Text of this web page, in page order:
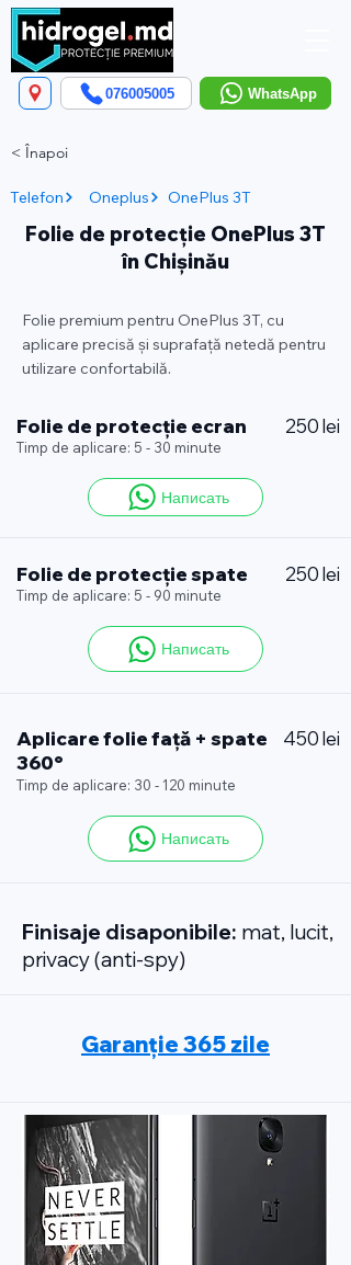
WhatsApp
076005005
< Înapoi
Telefon Oneplus OnePlus 3T
Folie de protecție OnePlus 3T
în Chișinău
Folie premium pentru OnePlus 3T, cu
aplicare precisă și suprafață netedă pentru
utilizare confortabilă.
Folie de protecție ecran 250 lei
Timp de aplicare: 5 - 30 minute
Написать
Folie de protecție spate 250 lei
Timp de aplicare: 5 - 90 minute
Написать
Aplicare folie față + spate
360°
450 lei
Timp de aplicare: 30 - 120 minute
Написать
Finisaje disaponibile: mat, lucit,
privacy (anti-spy)
Garanție 365 zile